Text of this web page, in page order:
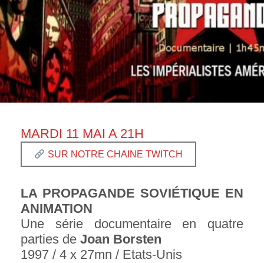
MARDI 11 MAI A 21H
SUR NOTRE CHAINE TWITCH
LA PROPAGANDE SOVIÉTIQUE EN
ANIMATION
Une série documentaire en quatre
parties de Joan Borsten
1997 / 4 x 27mn / Etats-Unis